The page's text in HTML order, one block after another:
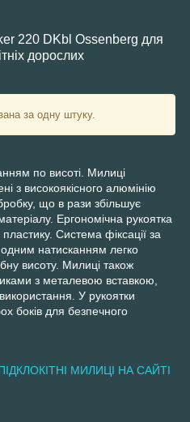
220 DKbl Ossenberg для
дорослих
за одну штуку.
по висоті. Милиці
з високоякісного алюмінію
що в рази збільшує
Ергономічна рукоятка
пластику. Система фіксації за
натисканням легко
висоту. Милиці також
з металевою вставкою,
У рукоятки
боків для безпечного
МИЛИЦІ НА САЙТІ